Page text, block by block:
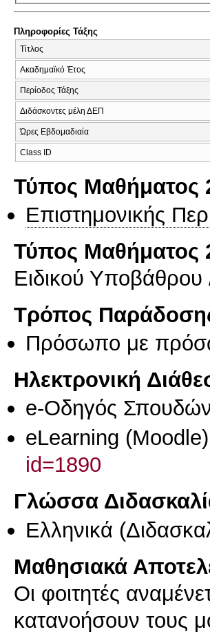
Πληροφορίες Τάξης
Τίτλος
Ακαδημαϊκό Έτος
Περίοδος Τάξης
Διδάσκοντες μέλη ΔΕΠ
Ώρες Εβδομαδιαία
Class ID
Τύπος Μαθήματος
Επιστημονικής
Τύπος Μαθήματος
Ειδικού
Τρόπος
Πρόσωπο με
Ηλεκτρονική
e-Οδηγός
eLearning
id=1890
Γλώσσα
Ελληνικά
Μαθησιακά
Οι φοιτητές
κατανοήσουν τους